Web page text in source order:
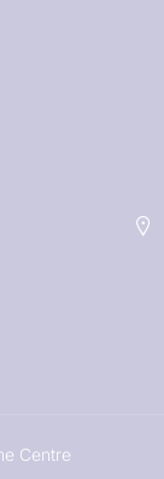
Centre